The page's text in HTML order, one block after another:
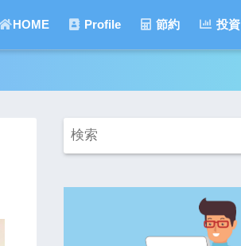
HOME Profile 節約 投資